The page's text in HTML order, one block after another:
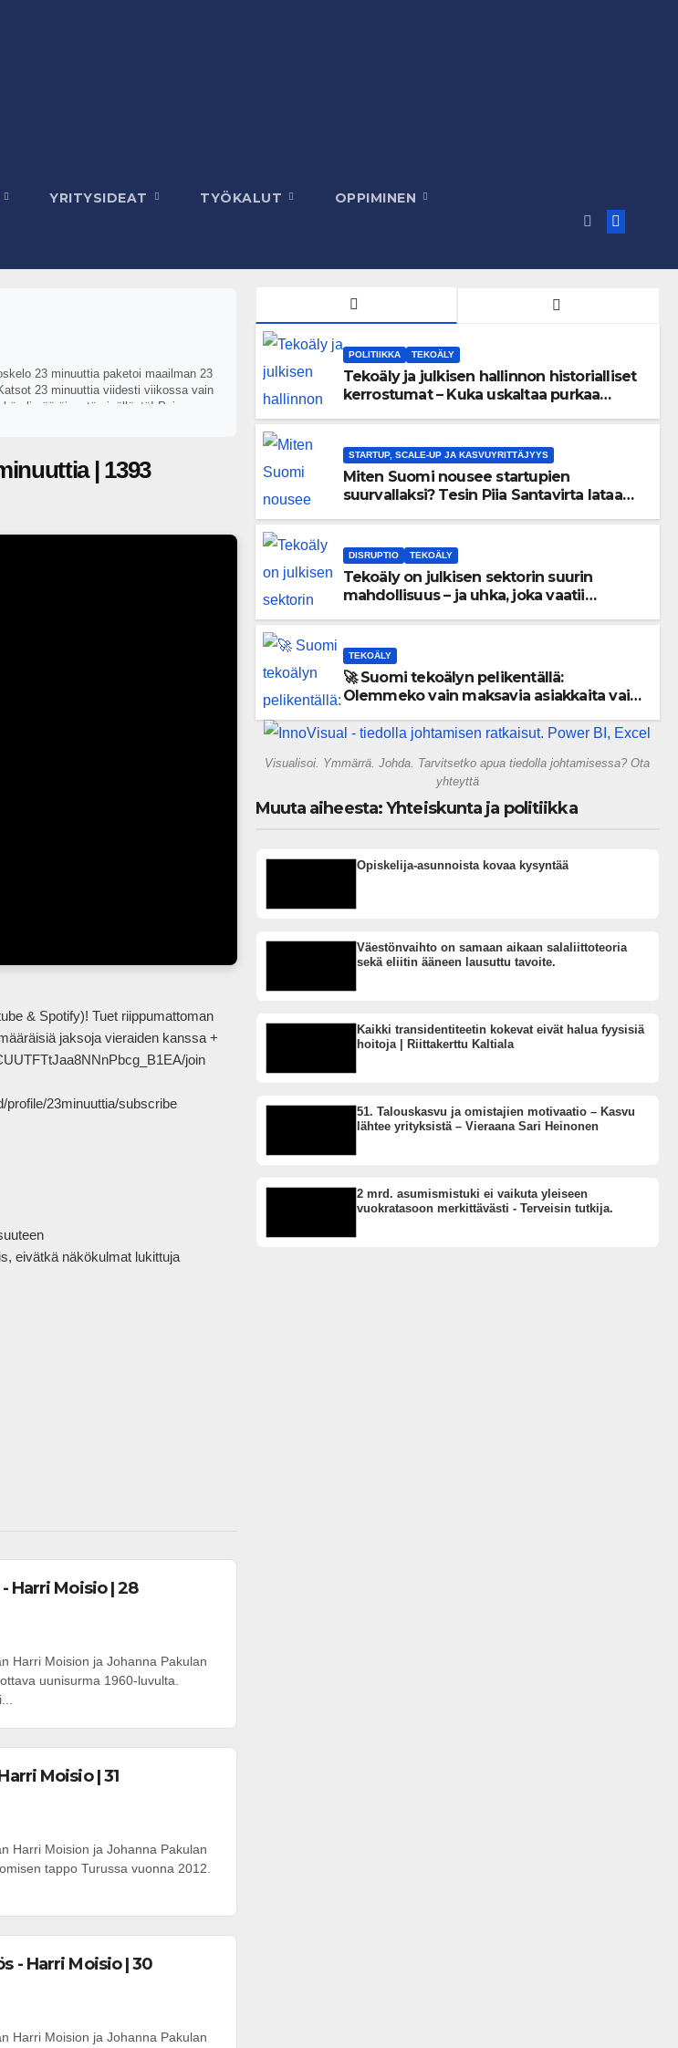
YRITYSIDEAT TYÖKALUT OPPIMINEN
23 minuuttia paketoi maailman 23
23 minuuttia viidesti viikossa vain
ylimääräisestä sisällöstä! Paina
23minuuttia/ Ja
| 1393
jaksoja vieraiden kanssa +
join
profile/23minuuttia/subscribe
eivätkä näkökulmat lukittuja
Harri Moisio | 28
Harri Moision ja Johanna Pakulan
uunisurma 1960-luvulta.
Moisio | 31
Harri Moision ja Johanna Pakulan
tappo Turussa vuonna 2012.
- Harri Moisio | 30
Harri Moision ja Johanna Pakulan
POLITIIKKA TEKOÄLY
Tekoäly ja julkisen hallinnon historialliset
kerrostumat – Kuka uskaltaa purkaa
STARTUP, SCALE-UP JA KASVUYRITTÄJYYS
Miten Suomi nousee startupien
suurvallaksi? Tesin Piia Santavirta lataa
DISRUPTIO TEKOÄLY
Tekoäly on julkisen sektorin suurin
mahdollisuus – ja uhka, joka vaatii
TEKOÄLY
🚀 Suomi tekoälyn pelikentällä:
Olemmeko vain maksavia asiakkaita vai
gigatehtaan?
Visualisoi. Ymmärrä. Johda. Tarvitsetko apua tiedolla johtamisessa? Ota
yhteyttä
Muuta aiheesta: Yhteiskunta ja politiikka
Opiskelija-asunnoista kovaa kysyntää
Väestönvaihto on samaan aikaan salaliittoteoria
sekä eliitin ääneen lausuttu tavoite.
Kaikki transidentiteetin kokevat eivät halua fyysisiä
hoitoja | Riittakerttu Kaltiala
51. Talouskasvu ja omistajien motivaatio – Kasvu
lähtee yrityksistä – Vieraana Sari Heinonen
2 mrd. asumismistuki ei vaikuta yleiseen
vuokratasoon merkittävästi - Terveisin tutkija.